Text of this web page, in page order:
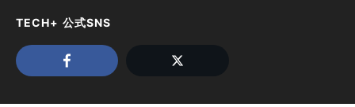
TECH+ 公式SNS